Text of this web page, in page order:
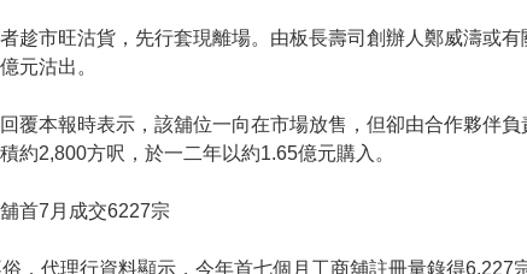
趁市旺沽貨，先行套現離場。由板長壽司創辦人鄭威濤或
元沽出。
覆本報時表示，該舖位一向在市場放售，但卻由合作夥伴
約2,800方呎，於一二年以約1.65億元購入。
首7月成交6227宗
，代理行資料顯示，今年首七個月工商舖註冊量錄得6,227